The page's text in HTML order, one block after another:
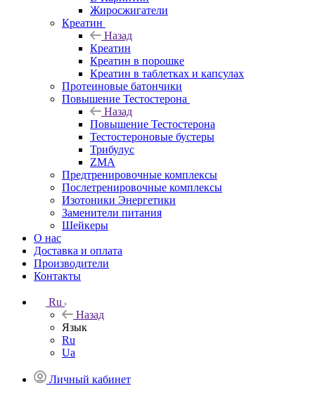
Жиросжигатели
Креатин
Назад
Креатин
Креатин в порошке
Креатин в таблетках и капсулах
Протеиновые батончики
Повышение Тестостерона
Назад
Повышение Тестостерона
Тестостероновые бустеры
Трибулус
ZMA
Предтренировочные комплексы
Послетренировочные комплексы
Изотоники Энергетики
Заменители питания
Шейкеры
О нас
Доставка и оплата
Производители
Контакты
Ru
Назад
Язык
Ru
Ua
Личный кабинет